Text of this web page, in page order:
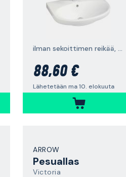
ilman sekoittimen reikää, pultti-/kannakekiinnitys
88,60 €
Lähetetään ma 10. elokuuta
ARROW
Pesuallas
Victoria